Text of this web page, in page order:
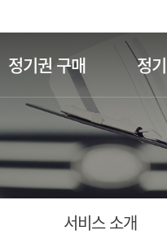
정기권 구매 정
서비스 소개